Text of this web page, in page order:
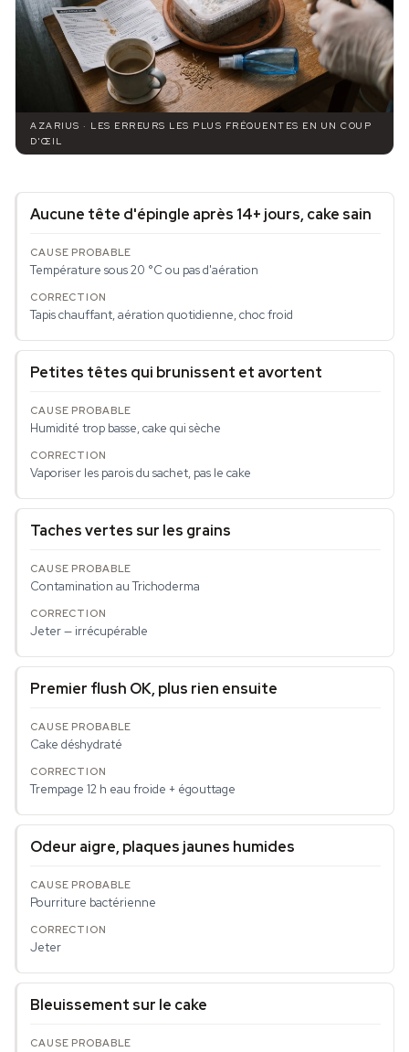
AZARIUS · LES ERREURS LES PLUS FRÉQUENTES EN UN COUP
D'ŒIL
Aucune tête d'épingle après 14+ jours, cake sain
Température sous 20 °C ou pas d'aération
Tapis chauffant, aération quotidienne, choc froid
Petites têtes qui brunissent et avortent
Humidité trop basse, cake qui sèche
Vaporiser les parois du sachet, pas le cake
Taches vertes sur les grains
Contamination auTrichoderma
Jeter — irrécupérable
Premier flush OK, plus rien ensuite
Cake déshydraté
Trempage 12 h eau froide + égouttage
Odeur aigre, plaques jaunes humides
Pourriture bactérienne
Jeter
Bleuissement sur le cake